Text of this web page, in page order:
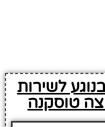
לשירות
טוסקנה